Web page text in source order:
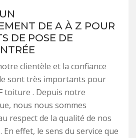
DE A À Z POUR
DE POSE DE
clientèle et la confiance
sont très importants pour
toiture . Depuis notre
nous nous sommes
respect de la qualité de nos
effet, le sens du service que